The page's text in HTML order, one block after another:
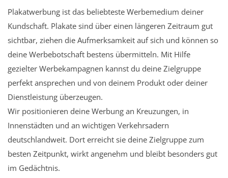
Plakatwerbung ist das beliebteste Werbemedium deiner
Kundschaft. Plakate sind über einen längeren Zeitraum gut
sichtbar, ziehen die Aufmerksamkeit auf sich und können so
deine Werbebotschaft bestens übermitteln. Mit Hilfe
gezielter Werbekampagnen kannst du deine Zielgruppe
perfekt ansprechen und von deinem Produkt oder deiner
Dienstleistung überzeugen.
Wir positionieren deine Werbung an Kreuzungen, in
Innenstädten und an wichtigen Verkehrsadern
deutschlandweit. Dort erreicht sie deine Zielgruppe zum
besten Zeitpunkt, wirkt angenehm und bleibt besonders gut
im Gedächtnis.